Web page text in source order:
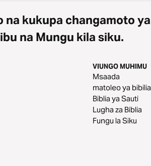
na kukupa changamoto ya
na Mungu kila siku.
VIUNGO MUHIMU
Msaada
matoleo ya bibilia
Biblia ya Sauti
Lugha za Biblia
Fungu la Siku